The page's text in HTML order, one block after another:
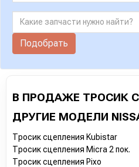
Подобрать
В ПРОДАЖЕ ТРОСИК
ДРУГИЕ МОДЕЛИ
Тросик сцепления Kubistar
Тросик сцепления Micra 2 пок.
Тросик сцепления Pixo